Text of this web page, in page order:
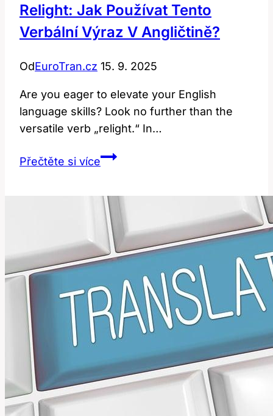
Relight: Jak Používat Tento
Verbální Výraz V Angličtině?
OdEuroTran.cz 15. 9. 2025
Are you eager to elevate your English
language skills? Look no further than the
versatile verb „relight.“ In…
Přečtěte si víceRelight:
tento
verbální
výraz
v
angličtině?